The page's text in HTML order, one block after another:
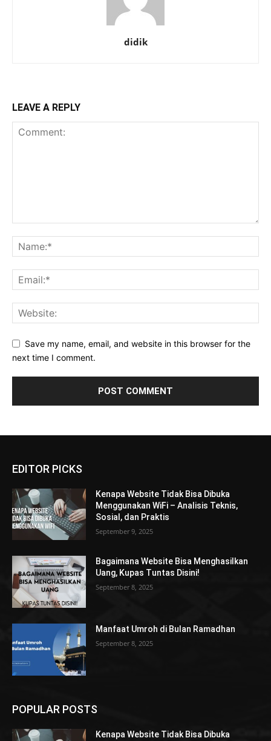
didik
LEAVE A REPLY
Save my name, email, and website in this browser for the
next time I comment.
EDITOR PICKS
Kenapa Website Tidak Bisa Dibuka
Menggunakan WiFi – Analisis Teknis,
Sosial, dan Praktis
September 9, 2025
Bagaimana Website Bisa Menghasilkan
Uang, Kupas Tuntas Disini!
September 8, 2025
Manfaat Umroh di Bulan Ramadhan
September 8, 2025
POPULAR POSTS
Kenapa Website Tidak Bisa Dibuka